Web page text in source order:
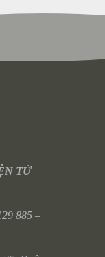
TỬ
885 –